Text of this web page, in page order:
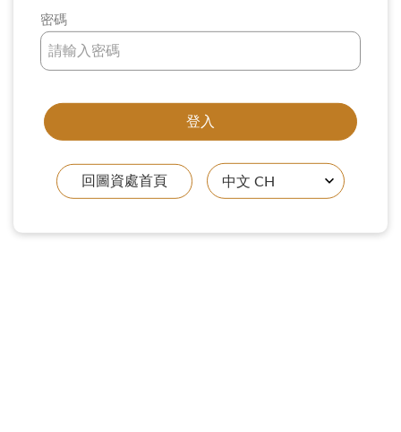
密碼
回圖資處首頁